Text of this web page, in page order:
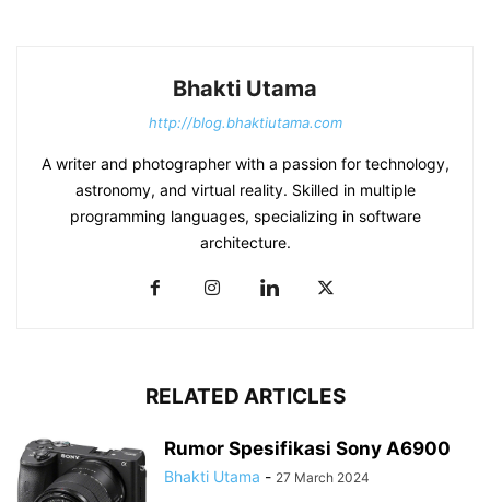
Bhakti Utama
http://blog.bhaktiutama.com
A writer and photographer with a passion for technology,
astronomy, and virtual reality. Skilled in multiple
programming languages, specializing in software
architecture.
RELATED ARTICLES
Rumor Spesifikasi Sony A6900
Bhakti Utama - 27 March 2024